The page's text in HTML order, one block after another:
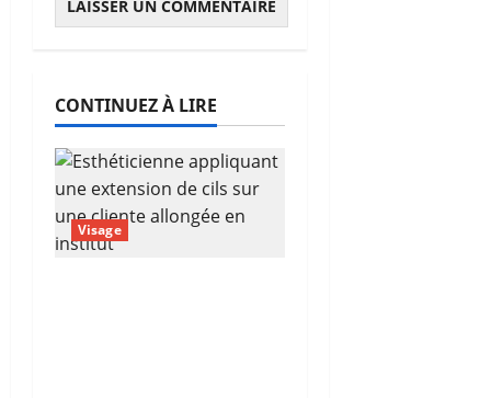
CONTINUEZ À LIRE
Visage